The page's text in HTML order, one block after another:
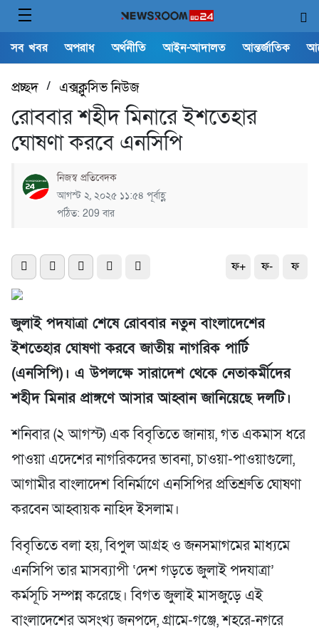
সব খবর অপরাধ অর্থনীতি আইন-আদালত আন্তর্জাতিক
প্রচ্ছদ/ এক্সক্লুসিভ নিউজ
রোববার শহীদ মিনারে ইশতেহার
ঘোষণা করবে এনসিপি
নিজস্ব প্রতিবেদক
আগস্ট ২, ২০২৫ ১১:৫৪ পূর্বাহ্ণ
পঠিত: 209 বার
ফ+ ফ- ফ
জুলাই পদযাত্রা শেষে রোববার নতুন বাংলাদেশের
ইশতেহার ঘোষণা করবে জাতীয় নাগরিক পার্টি
(এনসিপি)। এ উপলক্ষে সারাদেশ থেকে নেতাকর্মীদের
শহীদ মিনার প্রাঙ্গণে আসার আহ্বান জানিয়েছে দলটি।
শনিবার (২ আগস্ট) এক বিবৃতিতে জানায়, গত একমাস ধরে
পাওয়া এদেশের নাগরিকদের ভাবনা, চাওয়া-পাওয়াগুলো,
আগামীর বাংলাদেশ বিনির্মাণে এনসিপির প্রতিশ্রুতি ঘোষণা
করবেন আহ্বায়ক নাহিদ ইসলাম।
বিবৃতিতে বলা হয়, বিপুল আগ্রহ ও জনসমাগমের মাধ্যমে
এনসিপি তার মাসব্যাপী ‘দেশ গড়তে জুলাই পদযাত্রা’
কর্মসূচি সম্পন্ন করেছে। বিগত জুলাই মাসজুড়ে এই
বাংলাদেশের অসংখ্য জনপদে, গ্রামে-গঞ্জে, শহরে-নগরে